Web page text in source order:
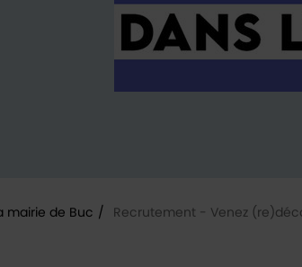
mairie de Buc / Recrutement - Venez